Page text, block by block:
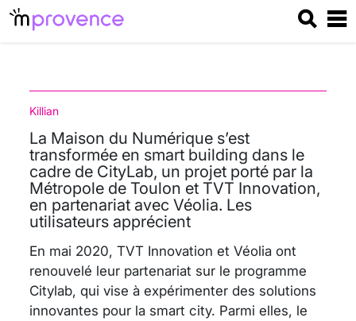
La Maison du Numérique s’est
transformée en smart building dans le
cadre de CityLab, un projet porté par la
Métropole de Toulon et TVT Innovation,
en partenariat avec Véolia. Les
utilisateurs apprécient
Killian
En mai 2020, TVT Innovation et Véolia ont
renouvelé leur partenariat sur le programme
Citylab, qui vise à expérimenter des solutions
innovantes pour la smart city. Parmi elles, le